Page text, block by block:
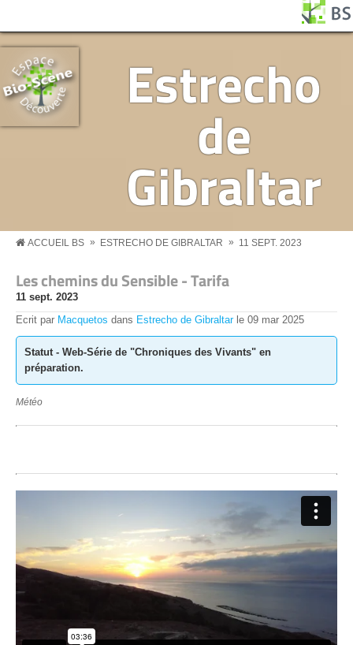
Estrecho
de
Gibraltar
BS MENU
ACCUEIL BS » ESTRECHO DE GIBRALTAR » 11 SEPT. 2023
Les chemins du Sensible - Tarifa
11 sept. 2023
Ecrit par Macquetos dans Estrecho de Gibraltar le 09 mar 2025
Statut - Web-Série de "Chroniques des Vivants" en
préparation.
Météo